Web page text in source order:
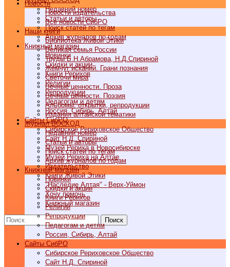
Недавний номер
Статьи и авторы
Поиск статей по тегам
Архив журналов по годам
Книжный магазин
Новинки
Скидки и акции
Книги Рерихов
Религии
Репродукции
Педагогам и детям
Россия, Сибирь, Алтай
Cайты СибРО
Сибирское Рериховское Общество
Сайт Н.Д. Спириной
Музей Рериха в Новосибирске
Музей Рериха на Алтае
Издательство
Книги Живой Этики
"Наследие Алтая" - Верх-Уймон
Хочу помочь
Книжный магазин
Поиск
Новости
Новости издательства
Все новости СибРО
Наши книги
Библиотека Живой Этики
Великая семья России
Труды Б.Н.Абрамова, Н.Д.Спириной
Жемчуг исканий. Грани познания
Светочи мира
Вечные ценности. Проза
Вечные ценности. Поэзия
Альбомы, открытки, репродукции
Издания алтайской тематики
Журнал ВОСХОД
Недавний номер
Статьи и авторы
Поиск статей по тегам
Архив журналов по годам
Книжный магазин
Новинки
Скидки и акции
Книги Рерихов
Религии
Репродукции
Педагогам и детям
Россия, Сибирь, Алтай
Cайты СибРО
Сибирское Рериховское Общество
Сайт Н.Д. Спириной